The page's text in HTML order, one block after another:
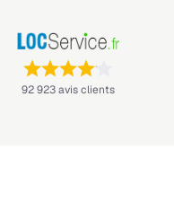
Note : 4,1 sur 5 —
92 923 avis clients